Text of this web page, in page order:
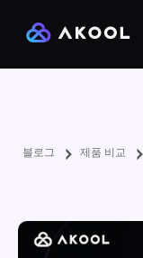
블로그 제품 비교